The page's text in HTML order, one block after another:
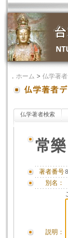
． ホーム > 仏学著
仏学著者検索
常樂
著者番号
別名：
説明：